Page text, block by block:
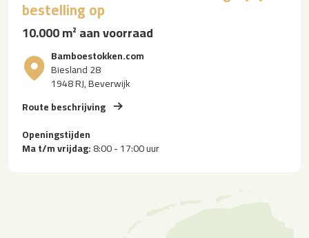
bestelling op
10.000 m² aan voorraad
Bamboestokken.com
Biesland 28
1948 RJ, Beverwijk
Route beschrijving
Openingstijden
Ma t/m vrijdag:8:00 - 17:00 uur